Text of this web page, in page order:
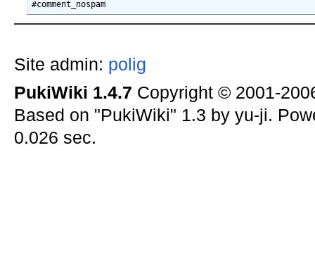
Site admin: polig
PukiWiki 1.4.7 Copyright © 2001-
Based on "PukiWiki" 1.3 by yu-ji.
0.026 sec.